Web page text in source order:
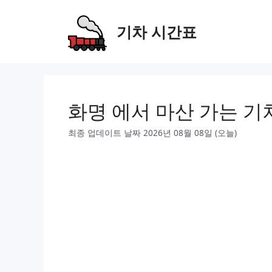
기차 시간표
화명 에서 마산 가는 기
최종 업데이트 날짜 2026년 08월 08일 (오늘)